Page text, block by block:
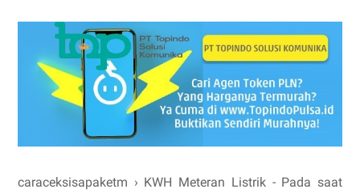
caraceksisapaketm › KWH Meteran Listrik - Pada saat